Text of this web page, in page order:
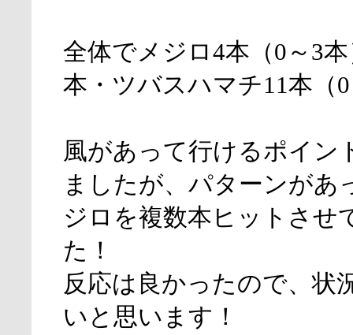
全体でメジロ4本（0～3
本・ツバスハマチ11本（
風があって行けるポイン
ましたが、パターンがあ
ジロを複数本ヒットさせ
た！
反応は良かったので、状
いと思います！